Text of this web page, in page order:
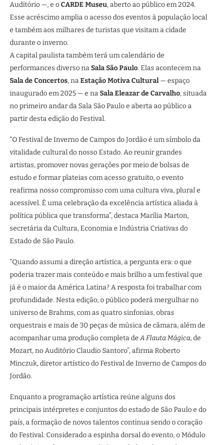
Auditório —,e oCARDE Museu, aberto ao público em 2024.
Esse acréscimo amplia o acesso dos eventos à população local
e também aos milhares de turistas que visitam a cidade
durante o inverno.
A capital paulista também terá um calendário de
performances diverso naSala São Paulo. Elas acontecem na
Sala de Concertos, naEstação Motiva Cultural — espaço
inaugurado em 2025 — e naSala Eleazar de Carvalho, situada
no primeiro andar da Sala São Paulo e aberta ao público a
partir desta edição do Festival.
“O Festival de Inverno de Campos do Jordão é um símbolo da
vitalidade cultural do nosso Estado. Ao reunir grandes
artistas, promover novas gerações por meio de bolsas de
estudo e formar plateias com acesso gratuito, o evento
reafirma nosso compromisso com uma cultura viva, plural e
acessível. É uma celebração da excelência artística aliada à
política pública que transforma”, destaca Marília Marton,
secretária da Cultura, Economia e Indústria Criativas do
Estado de São Paulo.
“Quando assumi a direção artística, a pergunta era: o que
poderia trazer mais conteúdo e mais brilho a um festival que
já é o maior da América Latina? A resposta foi trabalhar com
profundidade. Nesta edição, o público poderá mergulhar no
universo de Brahms, com as quatro sinfonias, obras
orquestrais e mais de 30 peças de música de câmara, além de
acompanhar uma produção completa deA Flauta Mágica, de
Mozart, no Auditório Claudio Santoro”, afirma Roberto
Minczuk, diretor artístico do Festival de Inverno de Campos do
Jordão.
Enquanto a programação artística reúne alguns dos
principais intérpretes e conjuntos do estado de São Paulo e do
país, a formação de novos talentos continua sendo o coração
do Festival. Considerado a espinha dorsal do evento, o Módulo